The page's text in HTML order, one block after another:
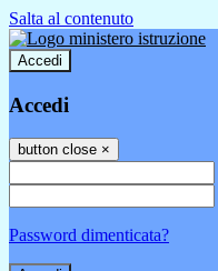
Salta al contenuto
Accedi
Accedi
button close ×
Password dimenticata?